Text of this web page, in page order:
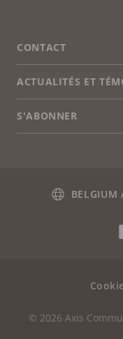
CONTACT
Nous contacter
ACTUALITÉS ET
Témoignages de
S'ABONNER
sécurité d'AxisBELGIUM
© 2026 Axis